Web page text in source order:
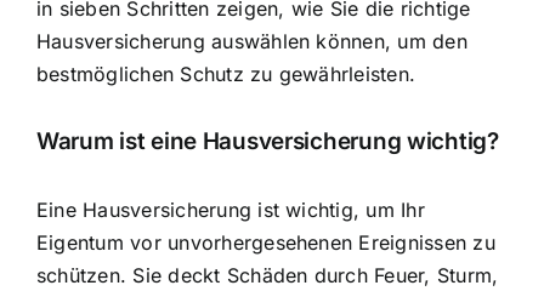
in sieben Schritten zeigen, wie Sie die richtige
Hausversicherung auswählen können, um den
bestmöglichen Schutz zu gewährleisten.
Warum ist eine Hausversicherung wichtig?
Eine Hausversicherung ist wichtig, um Ihr
Eigentum vor unvorhergesehenen Ereignissen zu
schützen. Sie deckt Schäden durch Feuer, Sturm,